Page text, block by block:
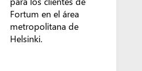
Fortum en el área
metropolitana de
Helsinki.